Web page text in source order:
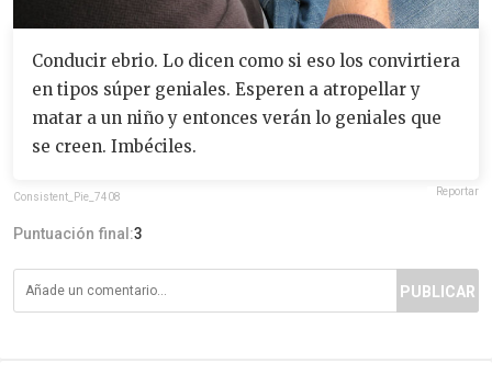
Conducir ebrio. Lo dicen como si eso los convirtiera
en tipos súper geniales. Esperen a atropellar y
matar a un niño y entonces verán lo geniales que
se creen. Imbéciles.
Consistent_Pie_7408 Reportar
Puntuación final:3
PUBLICAR